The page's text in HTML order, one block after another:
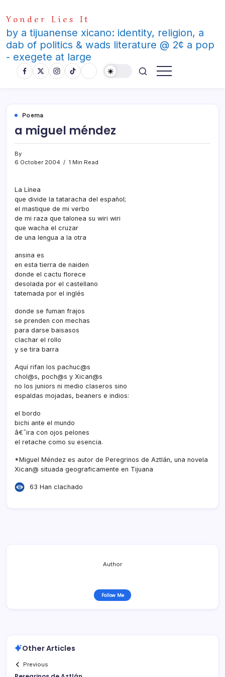
to
content
Yonder Lies It
by a tijuanense xicano: identity, religion, a
dab of politics & wads literature @ 2¢ a pop
- exegete at large
Poema
a miguel méndez
By
6 October 2004
1 Min Read
La Lí­nea
que divide la tataracha del español;
el mastique de mi verbo
de mi raza que talonea su wiri wiri
que wacha el cruzar
de una lengua a la otra
ansina es
en esta tierra de naiden
donde el cactu florece
desolada por el castellano
tatemada por el inglés
donde se fuman frajos
se prenden con mechas
para darse baisasos
clachar el rollo
y se tira barra
Aquí­ rifan los pachuc@s
chol@s, poch@s y Xican@s
no los juniors ni medio claseros sino
espaldas mojadas, beaners e indios:
el bordo
bichi ante el mundo
â€˜ira con ojos pelones
el retache como su esencia.
*Miguel Méndez es autor de Peregrinos de Aztlán, una novela
Xican@ situada geograficamente en Tijuana
63 Han clachado
Author
Follow Me
Other Articles
Previous